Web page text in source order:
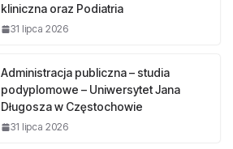
kliniczna oraz Podiatria
31 lipca 2026
Administracja publiczna – studia
podyplomowe – Uniwersytet Jana
Długosza w Częstochowie
31 lipca 2026